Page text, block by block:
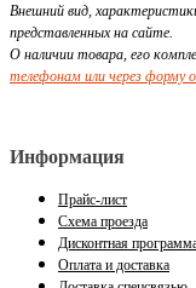
Внешний вид,
представленных на сайте.
О наличии товара, его
телефонам или через форму
Информация
Прайс-лист
Схема проезда
Дисконтная
Оплата и доставка